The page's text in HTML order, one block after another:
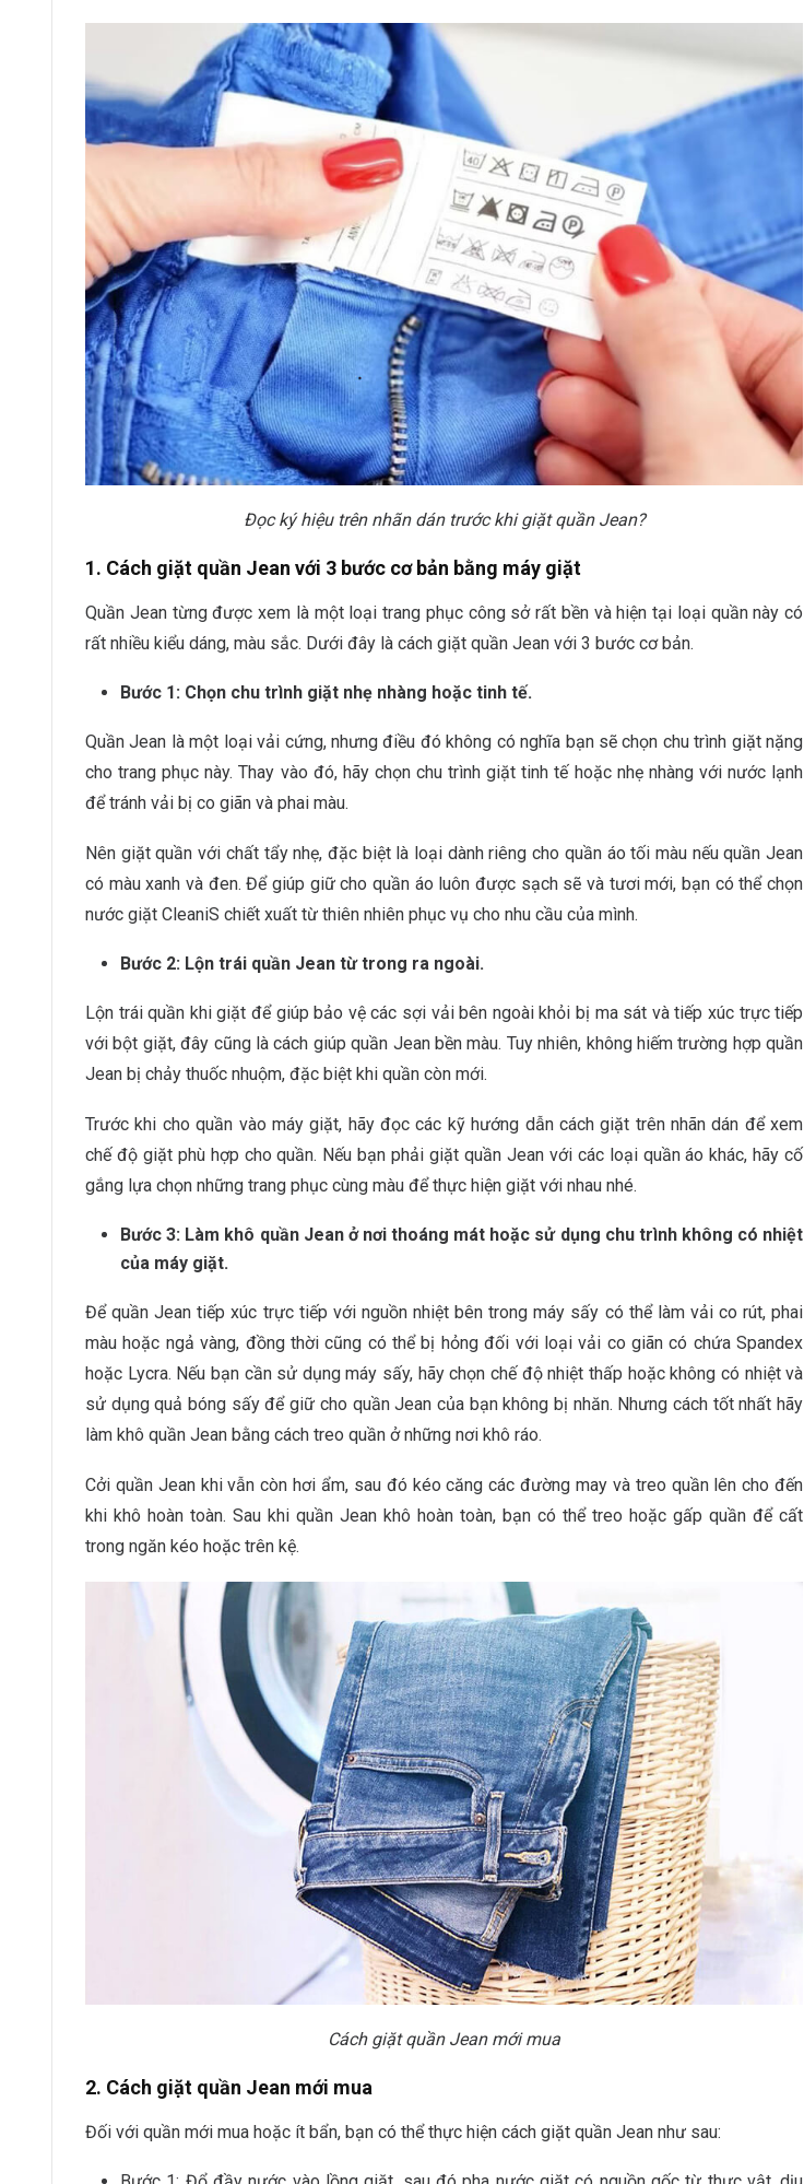
Đọc ký hiệu trên nhãn dán trước khi giặt quần Jean?
1. Cách giặt quần Jean với 3 bước cơ bản bằng máy giặt
Quần Jean từng được xem là một loại trang phục công sở rất bền và hiện tại loại quần này có
rất nhiều kiểu dáng, màu sắc. Dưới đây là cách giặt quần Jean với 3 bước cơ bản.
Bước 1: Chọn chu trình giặt nhẹ nhàng hoặc tinh tế.
Quần Jean là một loại vải cứng, nhưng điều đó không có nghĩa bạn sẽ chọn chu trình giặt nặng
cho trang phục này. Thay vào đó, hãy chọn chu trình giặt tinh tế hoặc nhẹ nhàng với nước lạnh
để tránh vải bị co giãn và phai màu.
Nên giặt quần với chất tẩy nhẹ, đặc biệt là loại dành riêng cho quần áo tối màu nếu quần Jean
có màu xanh và đen. Để giúp giữ cho quần áo luôn được sạch sẽ và tươi mới, bạn có thể chọn
nước giặt CleaniS chiết xuất từ thiên nhiên phục vụ cho nhu cầu của mình.
Bước 2: Lộn trái quần Jean từ trong ra ngoài.
Lộn trái quần khi giặt để giúp bảo vệ các sợi vải bên ngoài khỏi bị ma sát và tiếp xúc trực tiếp
với bột giặt, đây cũng là cách giúp quần Jean bền màu. Tuy nhiên, không hiếm trường hợp quần
Jean bị chảy thuốc nhuộm, đặc biệt khi quần còn mới.
Trước khi cho quần vào máy giặt, hãy đọc các kỹ hướng dẫn cách giặt trên nhãn dán để xem
chế độ giặt phù hợp cho quần. Nếu bạn phải giặt quần Jean với các loại quần áo khác, hãy cố
gắng lựa chọn những trang phục cùng màu để thực hiện giặt với nhau nhé.
Bước 3: Làm khô quần Jean ở nơi thoáng mát hoặc sử dụng chu trình không có nhiệt
của máy giặt.
Để quần Jean tiếp xúc trực tiếp với nguồn nhiệt bên trong máy sấy có thể làm vải co rút, phai
màu hoặc ngả vàng, đồng thời cũng có thể bị hỏng đối với loại vải co giãn có chứa Spandex
hoặc Lycra. Nếu bạn cần sử dụng máy sấy, hãy chọn chế độ nhiệt thấp hoặc không có nhiệt và
sử dụng quả bóng sấy để giữ cho quần Jean của bạn không bị nhăn. Nhưng cách tốt nhất hãy
làm khô quần Jean bằng cách treo quần ở những nơi khô ráo.
Cởi quần Jean khi vẫn còn hơi ẩm, sau đó kéo căng các đường may và treo quần lên cho đến
khi khô hoàn toàn. Sau khi quần Jean khô hoàn toàn, bạn có thể treo hoặc gấp quần để cất
trong ngăn kéo hoặc trên kệ.
Cách giặt quần Jean mới mua
2. Cách giặt quần Jean mới mua
Đối với quần mới mua hoặc ít bẩn, bạn có thể thực hiện cách giặt quần Jean như sau: